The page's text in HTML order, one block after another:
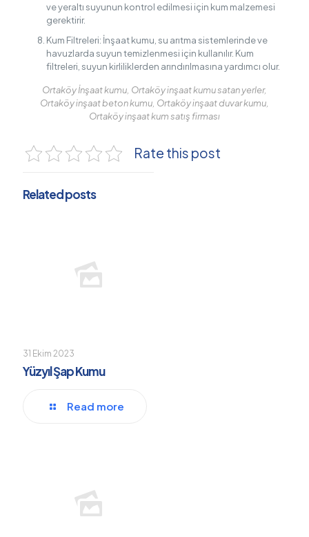
ve yeraltı suyunun kontrol edilmesi için kum malzemesi
gerektirir.
Kum Filtreleri: İnşaat kumu, su arıtma sistemlerinde ve
havuzlarda suyun temizlenmesi için kullanılır. Kum
filtreleri, suyun kirliliklerden arındırılmasına yardımcı olur.
Ortaköy İnşaat kumu, Ortaköy inşaat kumu satan yerler,
Ortaköy inşaat beton kumu, Ortaköy inşaat duvar kumu,
Ortaköy inşaat kum satış firması
Rate this post
Related posts
31 Ekim 2023
Yüzyıl Şap Kumu
Read more